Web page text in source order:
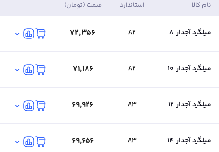
نام کالا استاندارد قیمت (تومان)
میلگرد آجدار 8
A2 ۷۲٬۳۵۶
میلگرد آجدار 10
A2 ۷۱٬۱۸۶
میلگرد آجدار 12
A3 ۶۹٬۹۲۶
میلگرد آجدار 14
A3 ۶۹٬۶۵۶